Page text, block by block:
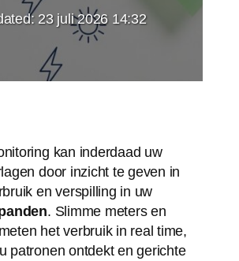
23 juli 2026 14:32
kan inderdaad uw
door inzicht te geven in
en verspilling in uw
. Slimme meters en
het verbruik in real time,
patronen ontdekt en gerichte